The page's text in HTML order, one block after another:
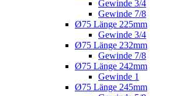
Gewinde 3/4
Gewinde 7/8
Ø75 Länge 225mm
Gewinde 3/4
Ø75 Länge 232mm
Gewinde 7/8
Ø75 Länge 242mm
Gewinde 1
Ø75 Länge 245mm